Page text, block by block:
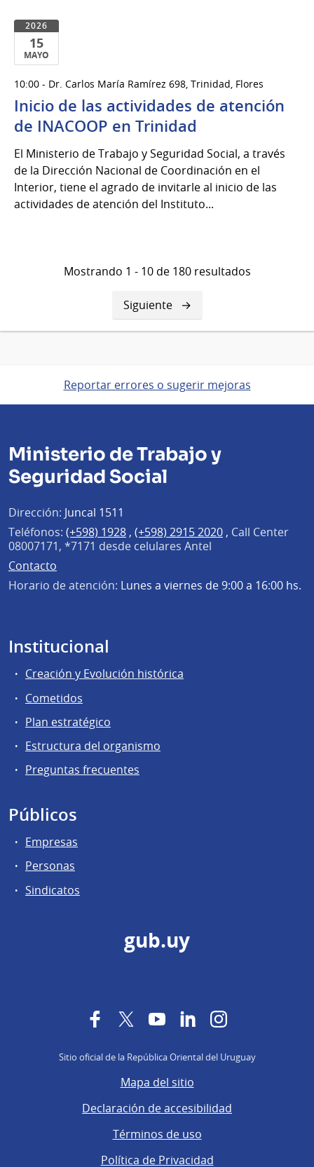
2026
15
MAYO
de
Mayo
del
10:00 - Dr. Carlos María Ramírez 698, Trinidad, Flores
Inicio de las actividades de atención
de INACOOP en Trinidad
El Ministerio de Trabajo y Seguridad Social, a través
de la Dirección Nacional de Coordinación en el
Interior, tiene el agrado de invitarle al inicio de las
actividades de atención del Instituto...
Mostrando 1 - 10 de 180 resultados
Siguiente
página
Siguiente
Reportar errores o sugerir mejoras
Ministerio de Trabajo y
Seguridad Social
Dirección: Juncal 1511
Teléfonos: (+598) 1928, (+598) 2915 2020, Call Center
08007171, *7171 desde celulares Antel
Contacto
Horario de atención: Lunes a viernes de 9:00 a 16:00 hs.
Institucional
Creación y Evolución histórica
Cometidos
Plan estratégico
Estructura del organismo
Preguntas frecuentes
Públicos
Empresas
Personas
Sindicatos
gub.uy
FacebookTwitterYouTubeLinkedInInstagram
Sitio oficial de la República Oriental del Uruguay
Mapa del sitio
Declaración de accesibilidad
Términos de uso
Política de Privacidad